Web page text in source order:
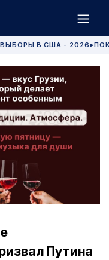
ВЫБОРЫ В США - 2026 ▶
Путина